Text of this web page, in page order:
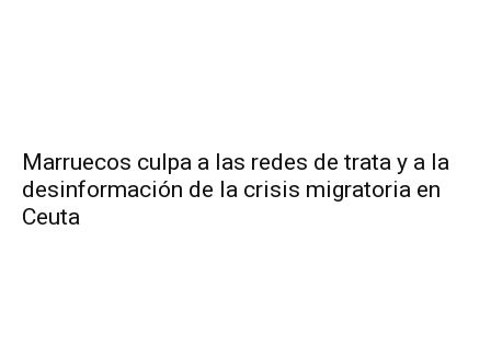
Marruecos culpa a las redes de trata y a la
desinformación de la crisis migratoria en
Ceuta